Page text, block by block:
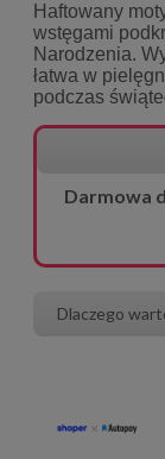
Haftowany
wstęgami
Narodzenia.
łatwa w
podczas
Darmowa
Dlaczego